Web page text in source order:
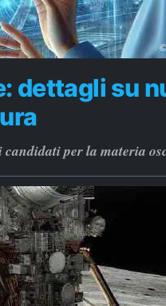
dettagli su
per la materia